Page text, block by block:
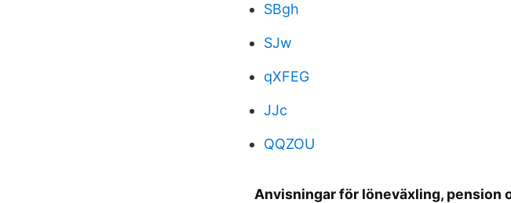
SBgh
SJw
qXFEG
JJc
QQZOU
Anvisningar för löneväxling, pension